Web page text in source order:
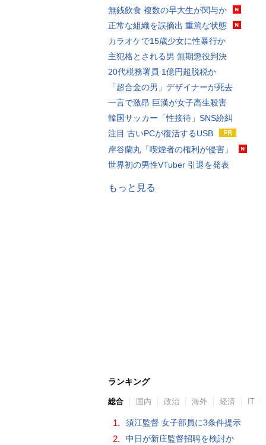
無銭飲食 複数の早大生が関与か
正常な組織を誤摘出 重篤な状態
カラオケで15歳少女に性暴行か
主犯格とされる男 無期懲役判決
20代税務署員 1億円超脱税か
「超合金の男」デザイナーが死去
一言で激昂 巨漢が女子高生殺害
韓国サッカー「性接待」SNS紛糾
注目 古いPCが復活するUSB
岸谷蘭丸「喫煙者の権利が侵害」
世界初の男性VTuber 引退を発表
もっと見る
ランキング
総合 国内 政治 海外 経済 IT
1. 須江監督 女子部員に3条件提示
2. 中日が新庄監督招聘を検討か